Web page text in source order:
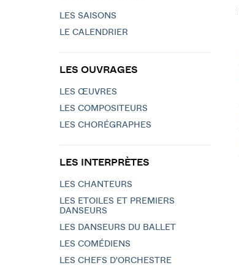
LES SAISONS
LE CALENDRIER
LES OUVRAGES
LES ŒUVRES
LES COMPOSITEURS
LES CHORÉGRAPHES
LES INTERPRÈTES
LES CHANTEURS
LES ETOILES ET PREMIERS
DANSEURS
LES DANSEURS DU BALLET
LES COMÉDIENS
LES CHEFS D'ORCHESTRE